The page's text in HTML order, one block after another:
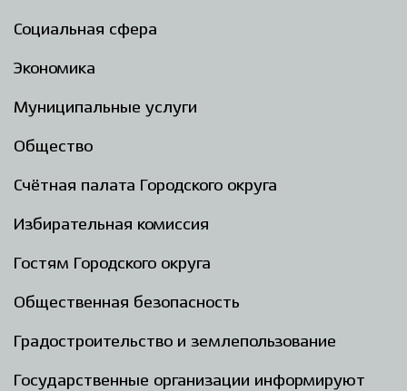
Социальная сфера
Экономика
Муниципальные услуги
Общество
Счётная палата Городского округа
Избирательная комиссия
Гостям Городского округа
Общественная безопасность
Градостроительство и землепользование
Государственные организации информируют